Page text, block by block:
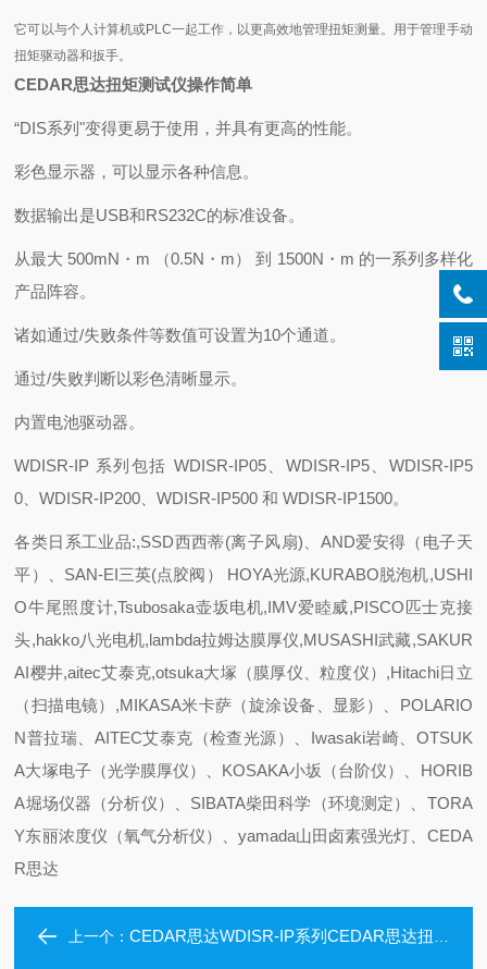
它可以与个人计算机或PLC一起工作，以更高效地管理扭矩测量。 用于管理手动
扭矩驱动器和扳手。
CEDAR思达扭矩测试仪操作简单
“DIS系列"变得更易于使用，并具有更高的性能。
彩色显示器，可以显示各种信息。
数据输出是USB和RS232C的标准设备。
从最大 500mN・m （0.5N・m） 到 1500N・m 的一系列多样化
产品阵容。
诸如通过/失败条件等数值可设置为10个通道。
通过/失败判断以彩色清晰显示。
内置电池驱动器。
WDISR-IP 系列包括 WDISR-IP05、WDISR-IP5、WDISR-IP5
0、WDISR-IP200、WDISR-IP500 和 WDISR-IP1500。
各类日系工业品:,SSD西西蒂(离子风扇)、AND爱安得（电子天
平）、SAN-EI三英(点胶阀） HOYA光源,KURABO脱泡机,USHI
O牛尾照度计,Tsubosaka壶坂电机,IMV爱睦威,PISCO匹士克接
头,hakko八光电机,lambda拉姆达膜厚仪,MUSASHI武藏,SAKUR
AI樱井,aitec艾泰克,otsuka大塚（膜厚仪、粒度仪）,Hitachi日立
（扫描电镜）,MIKASA米卡萨（旋涂设备、显影）、POLARIO
N普拉瑞、AITEC艾泰克（检查光源）、Iwasaki岩崎、OTSUK
A大塚电子（光学膜厚仪）、KOSAKA小坂（台阶仪）、HORIB
A堀场仪器（分析仪）、SIBATA柴田科学（环境测定）、TORA
Y东丽浓度仪（氧气分析仪）、yamada山田卤素强光灯、CEDA
R思达
上一个：CEDAR思达WDISR-IP系列CEDAR思达扭矩测试仪易于使用